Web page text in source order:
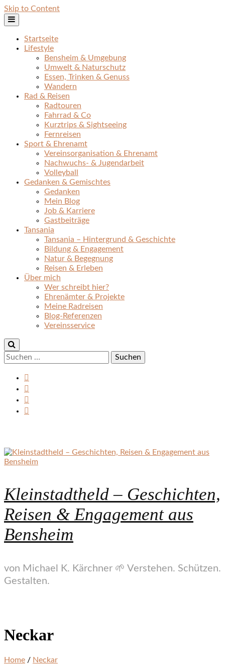
Skip to Content
Startseite
Lifestyle
Bensheim & Umgebung
Umwelt & Naturschutz
Essen, Trinken & Genuss
Wandern
Rad & Reisen
Radtouren
Fahrrad & Co
Kurztrips & Sightseeing
Fernreisen
Sport & Ehrenamt
Vereinsorganisation & Ehrenamt
Nachwuchs- & Jugendarbeit
Volleyball
Gedanken & Gemischtes
Gedanken
Mein Blog
Job & Karriere
Gastbeiträge
Tansania
Tansania – Hintergrund & Geschichte
Bildung & Engagement
Natur & Begegnung
Reisen & Erleben
Über mich
Wer schreibt hier?
Ehrenämter & Projekte
Meine Radreisen
Blog-Referenzen
Vereinsservice
Suchen
nach:
Kleinstadtheld – Geschichten,
Reisen & Engagement aus
Bensheim
von Michael K. Kärchner 🌱 Verstehen. Schützen.
Gestalten.
Neckar
Home / Neckar